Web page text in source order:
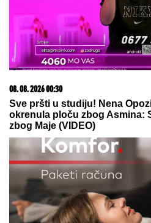
20. 07. 2026 08:04
REGISTRUJ SE UZ PROMO
1500 BESPLATNIH SPINOVA
05. 08. 2026 14:12